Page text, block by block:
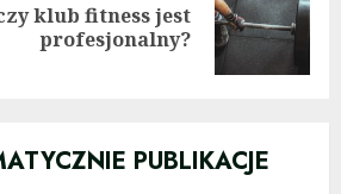
klub fitness jest
profesjonalny?
PUBLIKACJE